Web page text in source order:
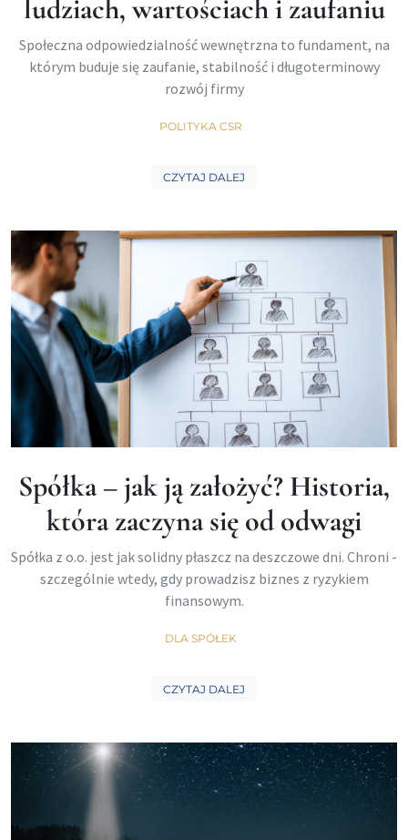
ludziach, wartościach i zaufaniu
Społeczna odpowiedzialność wewnętrzna to fundament, na
którym buduje się zaufanie, stabilność i długoterminowy
rozwój firmy
POLITYKA CSR
CZYTAJ DALEJ
Spółka – jak ją założyć? Historia,
która zaczyna się od odwagi
Spółka z o.o. jest jak solidny płaszcz na deszczowe dni. Chroni -
szczególnie wtedy, gdy prowadzisz biznes z ryzykiem
finansowym.
DLA SPÓŁEK
CZYTAJ DALEJ